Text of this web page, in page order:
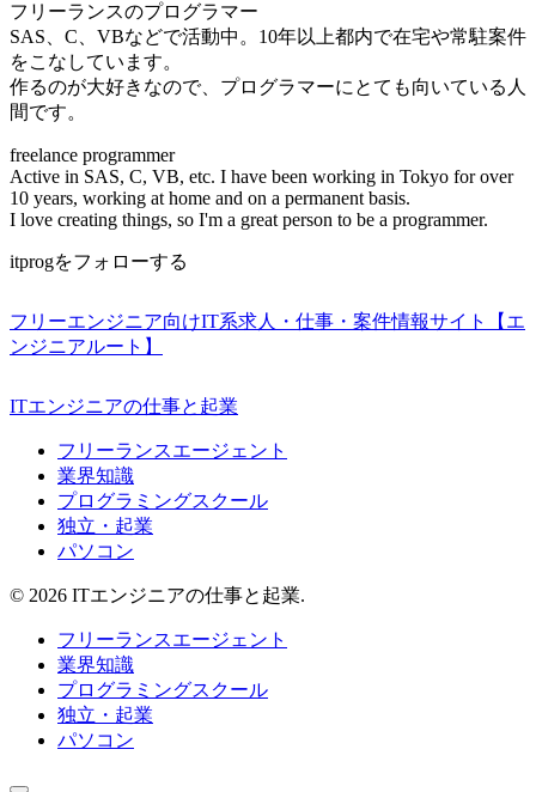
フリーランスのプログラマー
SAS、C、VBなどで活動中。10年以上都内で在宅や常駐案件
をこなしています。
作るのが大好きなので、プログラマーにとても向いている人
間です。
freelance programmer
Active in SAS, C, VB, etc. I have been working in Tokyo for over
10 years, working at home and on a permanent basis.
I love creating things, so I'm a great person to be a programmer.
itprogをフォローする
フリーエンジニア向けIT系求人・仕事・案件情報サイト【エ
ンジニアルート】
ITエンジニアの仕事と起業
フリーランスエージェント
業界知識
プログラミングスクール
独立・起業
パソコン
© 2026 ITエンジニアの仕事と起業.
フリーランスエージェント
業界知識
プログラミングスクール
独立・起業
パソコン